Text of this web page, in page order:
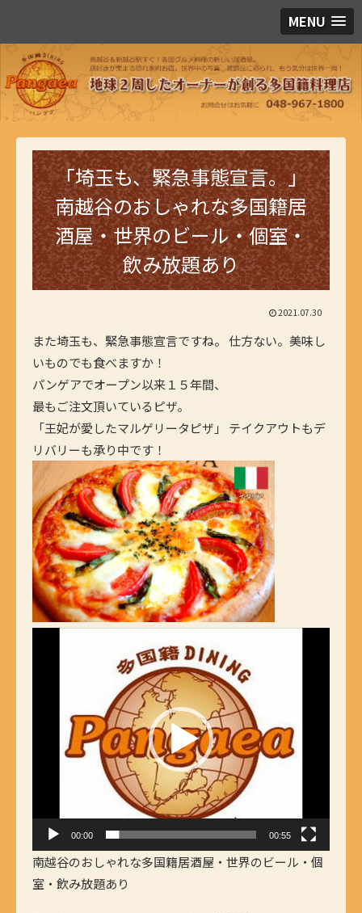
MENU
「埼玉も、緊急事態宣言。」
南越谷のおしゃれな多国籍居
酒屋・世界のビール・個室・
飲み放題あり
2021.07.30
また埼玉も、緊急事態宣言ですね。 仕方ない。美味し
いものでも食べますか！
パンゲアでオープン以来１５年間、
最もご注文頂いているピザ。
「王妃が愛したマルゲリータピザ」 テイクアウトもデ
リバリーも承り中です！
00:00 00:55
南越谷のおしゃれな多国籍居酒屋・世界のビール・個
室・飲み放題あり